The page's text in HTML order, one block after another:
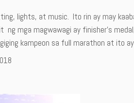
lights, at music. Ito rin ay may
mga magwawagi ay finisher’s
kampeon sa full marathon at ito